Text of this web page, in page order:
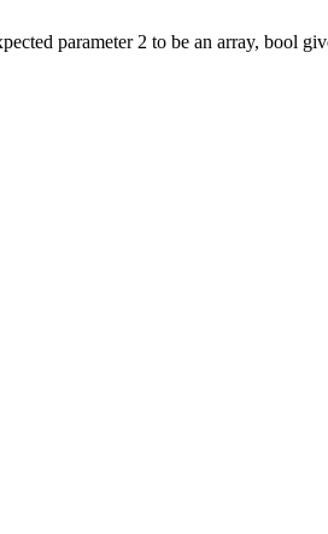
parameter 2 to be an array, bool